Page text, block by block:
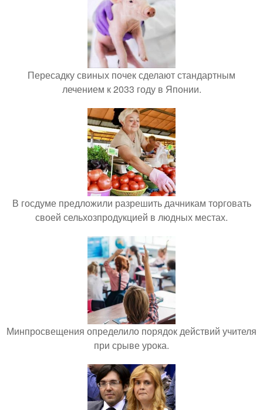
Пересадку свиных почек сделают стандартным
лечением к 2033 году в Японии.
В госдуме предложили разрешить дачникам торговать
своей сельхозпродукцией в людных местах.
Минпросвещения определило порядок действий учителя
при срыве урока.